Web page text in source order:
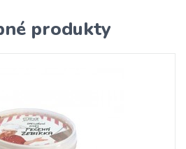
produkty